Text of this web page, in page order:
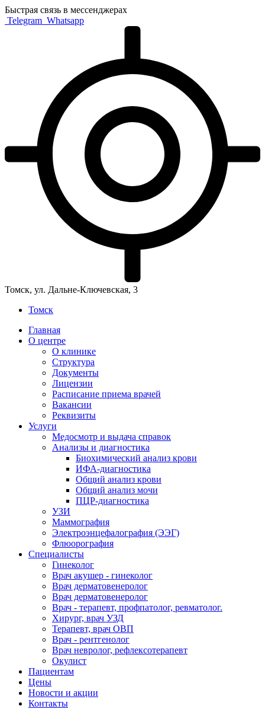
Быстрая связь в мессенджерах
Telegram Whatsapp
Томск, ул. Дальне-Ключевская, 3
Томск
Главная
О центре
О клинике
Структура
Документы
Лицензии
Расписание приема врачей
Вакансии
Реквизиты
Услуги
Медосмотр и выдача справок
Анализы и диагностика
Биохимический анализ крови
ИФА-диагностика
Общий анализ крови
Общий анализ мочи
ПЦР-диагностика
УЗИ
Маммография
Электроэнцефалография (ЭЭГ)
Флюорография
Специалисты
Гинеколог
Врач акушер - гинеколог
Врач дерматовенеролог
Врач дерматовенеролог
Врач - терапевт, профпатолог, ревматолог.
Хирург, врач УЗД
Терапевт, врач ОВП
Врач - рентгенолог
Врач невролог, рефлексотерапевт
Окулист
Пациентам
Цены
Новости и акции
Контакты